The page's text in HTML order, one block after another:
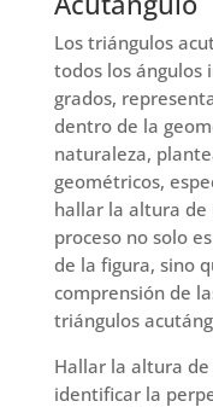
Los triángulos
todos los ángulos
grados,
dentro de la
naturaleza,
geométricos,
hallar la altura de
proceso no solo
de la figura, sino
comprensión de
triángulos
Hallar la altura
identificar la